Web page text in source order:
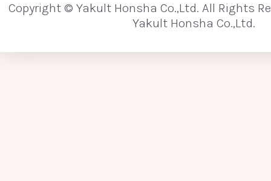
Copyright © Yakult Honsha Co.,Ltd. All Rights
Yakult Honsha Co.,Ltd.